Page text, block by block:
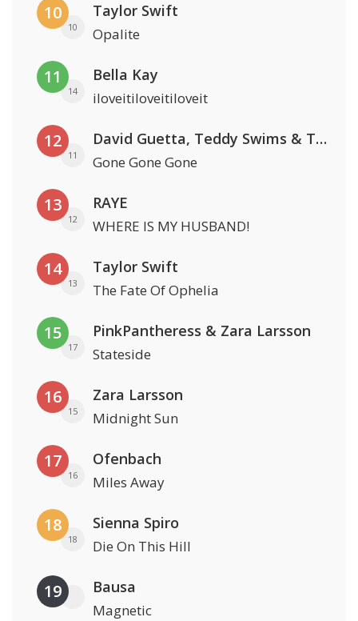
10
10
Taylor Swift
Opalite
11
14
Bella Kay
iloveitiloveitiloveit
12
11
David Guetta, Teddy Swims & Tones And I
Gone Gone Gone
13
12
RAYE
WHERE IS MY HUSBAND!
14
13
Taylor Swift
The Fate Of Ophelia
15
17
PinkPantheress & Zara Larsson
Stateside
16
15
Zara Larsson
Midnight Sun
17
16
Ofenbach
Miles Away
18
18
Sienna Spiro
Die On This Hill
19 Bausa
Magnetic